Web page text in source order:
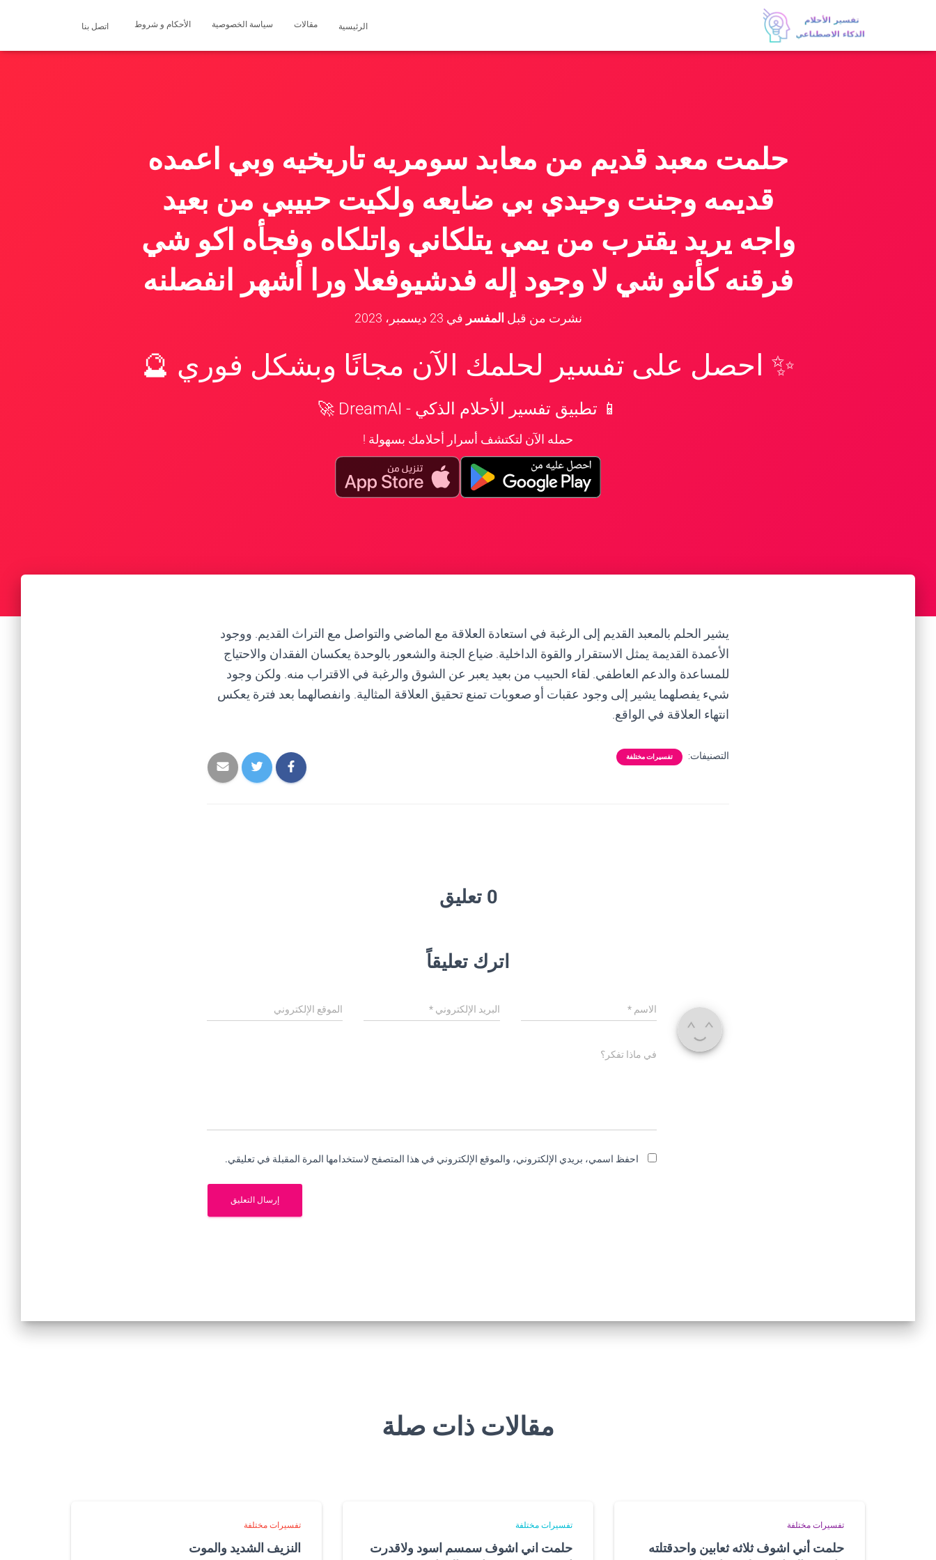
الرئيسية مقالات سياسة الخصوصية الأحكام و شروط اتصل بنا
حلمت معبد قديم من معابد سومريه تاريخيه وبي اعمده
قديمه وجنت وحيدي بي ضايعه ولكيت حبيبي من بعيد
واجه يريد يقترب من يمي يتلكاني واتلكاه وفجأه اكو شي
فرقنه كأنو شي لا وجود إله فدشيوفعلا ورا أشهر انفصلنه
نشرت من قبل المفسر في 23 ديسمبر، 2023
✨ احصل على تفسير لحلمك الآن مجانًا وبشكل فوري 🔮
📱 تطبيق تفسير الأحلام الذكي - DreamAI 🚀
حمله الآن لتكتشف أسرار أحلامك بسهولة !
يشير الحلم بالمعبد القديم إلى الرغبة في استعادة العلاقة مع الماضي والتواصل مع التراث القديم. ووجود
الأعمدة القديمة يمثل الاستقرار والقوة الداخلية. ضياع الجنة والشعور بالوحدة يعكسان الفقدان والاحتياج
للمساعدة والدعم العاطفي. لقاء الحبيب من بعيد يعبر عن الشوق والرغبة في الاقتراب منه. ولكن وجود
شيء يفصلهما يشير إلى وجود عقبات أو صعوبات تمنع تحقيق العلاقة المثالية. وانفصالهما بعد فترة يعكس
انتهاء العلاقة في الواقع.
التصنيفات: تفسيرات مختلفة
0 تعليق
اترك تعليقاً
الاسم * البريد الإلكتروني* الموقع الإلكتروني
في ماذا تفكر؟
احفظ اسمي، بريدي الإلكتروني، والموقع الإلكتروني في هذا المتصفح لاستخدامها المرة المقبلة في تعليقي.
مقالات ذات صلة
تفسيرات مختلفة
حلمت أني اشوف ثلاثه ثعابين واحدقتلته
تفسيرات مختلفة
حلمت اني اشوف سمسم اسود ولاقدرت
تفسيرات مختلفة
النزيف الشديد والموت